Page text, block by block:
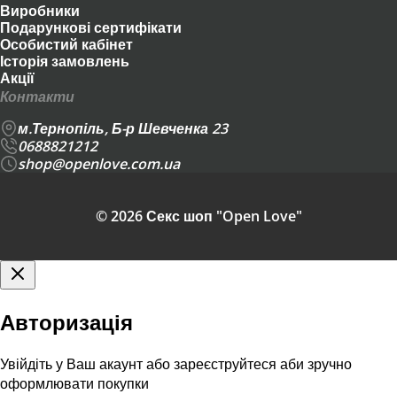
Виробники
Подарункові сертифікати
Особистий кабінет
Історія замовлень
Акції
Контакти
м.Тернопіль, Б-р Шевченка 23
0688821212
shop@openlove.com.ua
© 2026 Секс шоп "Open Love"
Авторизація
Увійдіть у Ваш акаунт або зареєструйтеся аби зручно
оформлювати покупки